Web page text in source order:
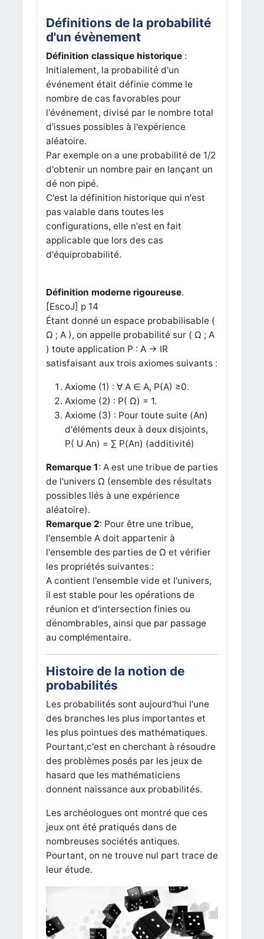
Définitions de la probabilité
d'un évènement
Définition classique historique:
Initialement, la probabilité d'un
événement était définie comme le
nombre de cas favorables pour
l'événement, divisé par le nombre total
d'issues possibles à l'expérience
aléatoire.
Par exemple on a une probabilité de 1/2
d'obtenir un nombre pair en lançant un
dé non pipé.
C'est la définition historique qui n'est
pas valable dans toutes les
configurations, elle n'est en fait
applicable que lors des cas
d'équiprobabilité.
Définition moderne rigoureuse.
[EscoJ] p 14
Étant donné un espace probabilisable (
Ω ; A ), on appelle probabilité sur ( Ω ; A
) toute application P : A → IR
satisfaisant aux trois axiomes suivants :
Axiome (1) : ∀ A ∈ A, P(A) ≥0.
Axiome (2) : P( Ω) = 1.
Axiome (3) : Pour toute suite (An)
d'éléments deux à deux disjoints,
P( U An) = ∑ P(An) (additivité)
Remarque 1: A est une tribue de parties
de l'univers Ω (ensemble des résultats
possibles liés à une expérience
aléatoire).
Remarque 2: Pour être une tribue,
l'ensemble A doit appartenir à
l'ensemble des parties de Ω et vérifier
les propriétés suivantes :
A contient l'ensemble vide et l'univers,
il est stable pour les opérations de
réunion et d'intersection finies ou
dénombrables, ainsi que par passage
au complémentaire.
Histoire de la notion de
probabilités
Les probabilités sont aujourd'hui l'une
des branches les plus importantes et
les plus pointues des mathématiques.
Pourtant,c'est en cherchant à résoudre
des problèmes posés par les jeux de
hasard que les mathématiciens
donnent naissance aux probabilités.
Les archéologues ont montré que ces
jeux ont été pratiqués dans de
nombreuses sociétés antiques.
Pourtant, on ne trouve nul part trace de
leur étude.